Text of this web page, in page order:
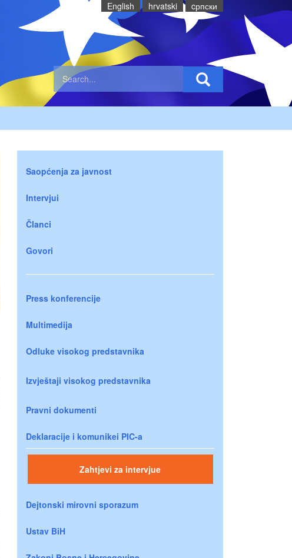
English hrvatski cрпски
Saopćenja za javnost
Intervjui
Članci
Govori
Press konferencije
Multimedija
Odluke visokog predstavnika
Izvještaji visokog predstavnika
Pravni dokumenti
Deklaracije i komunikei PIC-a
Zahtjevi za intervjue
Dejtonski mirovni sporazum
Ustav BiH